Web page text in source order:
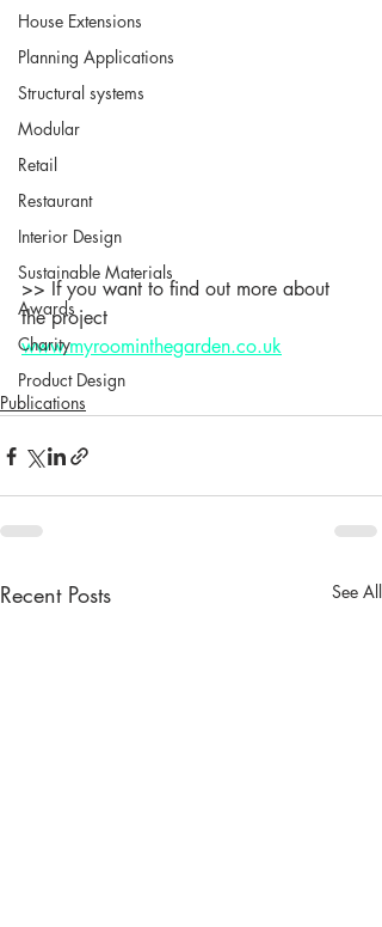
House Extensions
Planning Applications
Structural systems
Modular
Retail
Restaurant
Interior Design
Sustainable Materials
Awards
Charity
Product Design
>> If you want to find out more about
the project
www.myroominthegarden.co.uk
Publications
Recent Posts See All